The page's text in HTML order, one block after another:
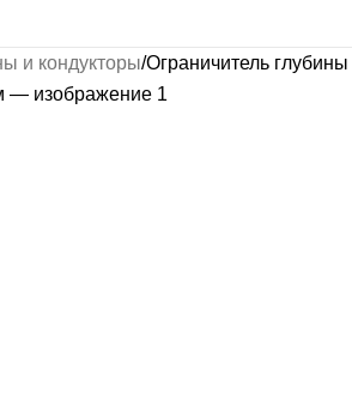
и кондукторы Ограничитель